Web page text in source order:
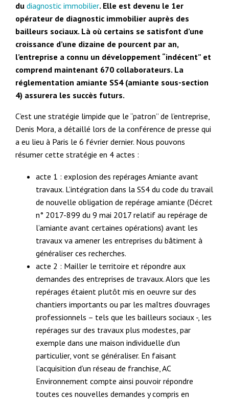
dudiagnostic immobilier. Elle est devenu le 1er
opérateur de diagnostic immobilier auprès des
bailleurs sociaux. Là où certains se satisfont d’une
croissance d’une dizaine de pourcent par an,
l’entreprise a connu un développement “indécent” et
comprend maintenant 670 collaborateurs. La
réglementation amiante SS4 (amiante sous-section
4) assurera les succès futurs.
C’est une stratégie limpide que le “patron” de l’entreprise,
Denis Mora, a détaillé lors de la conférence de presse qui
a eu lieu à Paris le 6 février dernier. Nous pouvons
résumer cette stratégie en 4 actes :
acte 1 : explosion des repérages Amiante avant
travaux. L’intégration dans la SS4 du code du travail
de nouvelle obligation de repérage amiante (Décret
n° 2017-899 du 9 mai 2017 relatif au repérage de
l’amiante avant certaines opérations) avant les
travaux va amener les entreprises du bâtiment à
généraliser ces recherches.
acte 2 : Mailler le territoire et répondre aux
demandes des entreprises de travaux. Alors que les
repérages étaient plutôt mis en oeuvre sur des
chantiers importants ou par les maîtres d’ouvrages
professionnels – tels que les bailleurs sociaux -, les
repérages sur des travaux plus modestes, par
exemple dans une maison individuelle d’un
particulier, vont se généraliser. En faisant
l’acquisition d’un réseau de franchise, AC
Environnement compte ainsi pouvoir répondre
toutes ces nouvelles demandes y compris en